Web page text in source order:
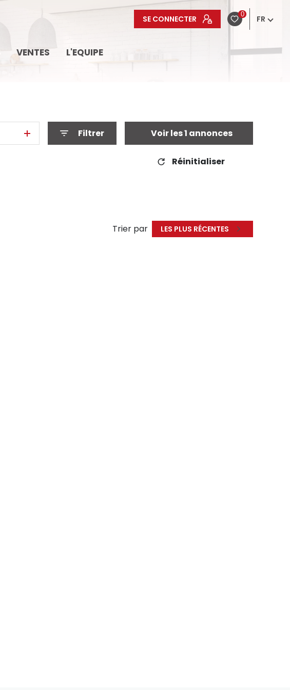
SE CONNECTER 0 FR
VENTES L'EQUIPE
Filtrer Voir les1 annonces
Réinitialiser
Trier par LES PLUS RÉCENTES